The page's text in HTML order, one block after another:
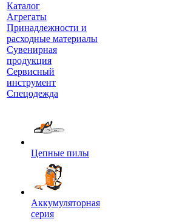
Каталог
Агрегаты
Принадлежности и
расходные материалы
Сувенирная
продукция
Сервисный
инструмент
Спецодежда
Цепные пилы
Аккумуляторная
серия